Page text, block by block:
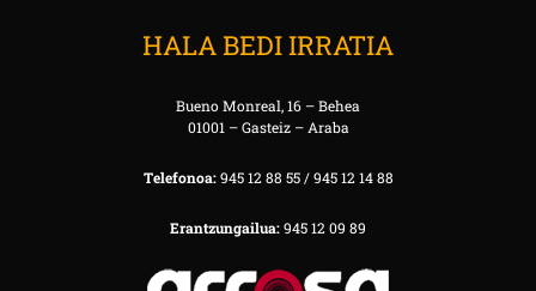
HALA BEDI IRRATIA
Bueno Monreal, 16 – Behea
01001 – Gasteiz – Araba
Telefonoa:945 12 88 55 / 945 12 14 88
Erantzungailua:945 12 09 89